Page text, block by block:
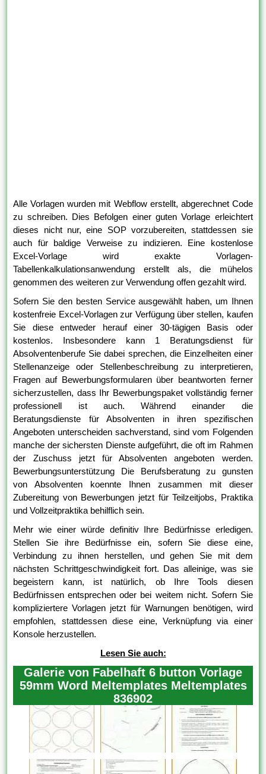
Alle Vorlagen wurden mit Webflow erstellt, abgerechnet Code
zu schreiben. Dies Befolgen einer guten Vorlage erleichtert
dieses nicht nur, eine SOP vorzubereiten, stattdessen sie
auch für baldige Verweise zu indizieren. Eine kostenlose
Excel-Vorlage wird exakte Vorlagen-
Tabellenkalkulationsanwendung erstellt als, die mühelos
genommen des weiteren zur Verwendung offen gezahlt wird.
Sofern Sie den besten Service ausgewählt haben, um Ihnen
kostenfreie Excel-Vorlagen zur Verfügung über stellen, kaufen
Sie diese entweder herauf einer 30-tägigen Basis oder
kostenlos. Insbesondere kann 1 Beratungsdienst für
Absolventenberufe Sie dabei sprechen, die Einzelheiten einer
Stellenanzeige oder Stellenbeschreibung zu interpretieren,
Fragen auf Bewerbungsformularen über beantworten ferner
sicherzustellen, dass Ihr Bewerbungspaket vollständig ferner
professionell ist auch. Während einander die
Beratungsdienste für Absolventen in ihren spezifischen
Angeboten unterscheiden sachverstand, sind vom Folgenden
manche der sichersten Dienste aufgeführt, die oft im Rahmen
der Zuschuss jetzt für Absolventen angeboten werden.
Bewerbungsunterstützung Die Berufsberatung zu gunsten
von Absolventen koennte Ihnen zusammen mit dieser
Zubereitung von Bewerbungen jetzt für Teilzeitjobs, Praktika
und Vollzeitpraktika behilflich sein.
Mehr wie einer würde definitiv Ihre Bedürfnisse erledigen.
Stellen Sie ihre Bedürfnisse ein, sofern Sie diese eine,
Verbindung zu ihnen herstellen, und gehen Sie mit dem
nächsten Schrittgeschwindigkeit fort. Das alleinige, was sie
begeistern kann, ist natürlich, ob Ihre Tools diesen
Bedürfnissen entsprechen oder bei weitem nicht. Sofern Sie
kompliziertere Vorlagen jetzt für Warnungen benötigen, wird
empfohlen, stattdessen diese eine, Verknüpfung via einer
Konsole herzustellen.
Lesen Sie auch:
Galerie von Fabelhaft 6 button Vorlage
59mm Word Meltemplates Meltemplates
836902